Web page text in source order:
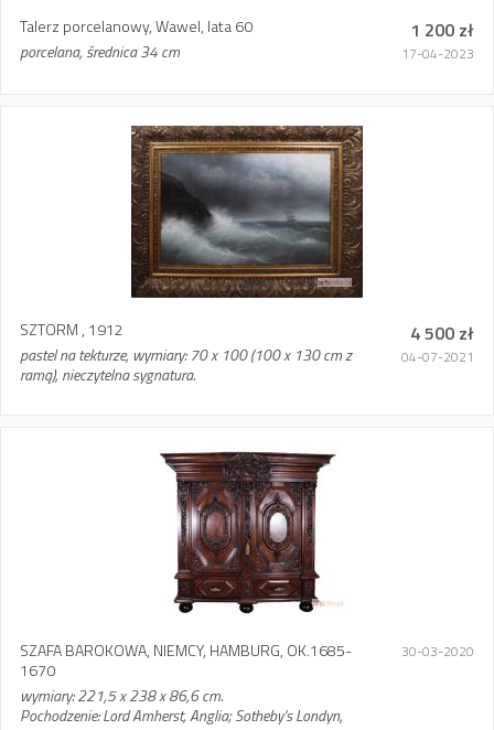
Talerz porcelanowy, Wawel, lata 60
porcelana, średnica 34 cm
1 200 zł
17-04-2023
SZTORM , 1912
pastel na tekturze, wymiary: 70 x 100 (100 x 130 cm z
ramą), nieczytelna sygnatura.
4 500 zł
04-07-2021
SZAFA BAROKOWA, NIEMCY, HAMBURG, OK.1685-
1670
wymiary: 221,5 x 238 x 86,6 cm.
Pochodzenie: Lord Amherst, Anglia; Sotheby's Londyn,
30-03-2020